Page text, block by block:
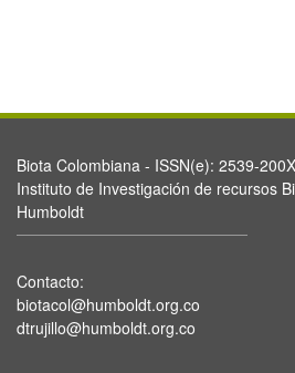
Biota Colombiana - ISSN(e): 2539-
Instituto de Investigación de recursos
Humboldt
Contacto:
biotacol@humboldt.org.co
dtrujillo@humboldt.org.co